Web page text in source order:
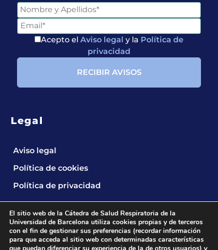
Acepto el Aviso legal y la Política de
privacidad
Legal
Aviso legal
Política de cookies
Política de privacidad
El sitio web de la Cátedra de Salud Respiratoria de la
Universidad de Barcelona utiliza cookies propias y de terceros
con el fin de gestionar sus preferencias (recordar información
para que acceda al sitio web con determinadas características